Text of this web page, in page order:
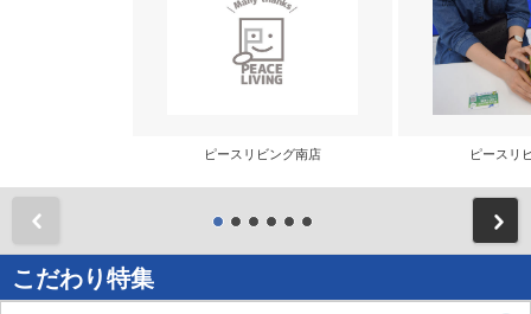
ピースリビング南店 ピースリ
こだわり特集